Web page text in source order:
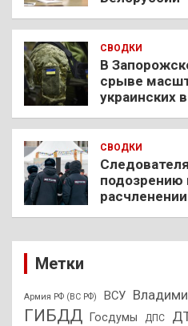
СВОДКИ
В
срыве
украинских
СВОДКИ
подозрению
Метки
Армия РФ (ВС РФ) ВСУ
ГИБДД Госдумы ДПС